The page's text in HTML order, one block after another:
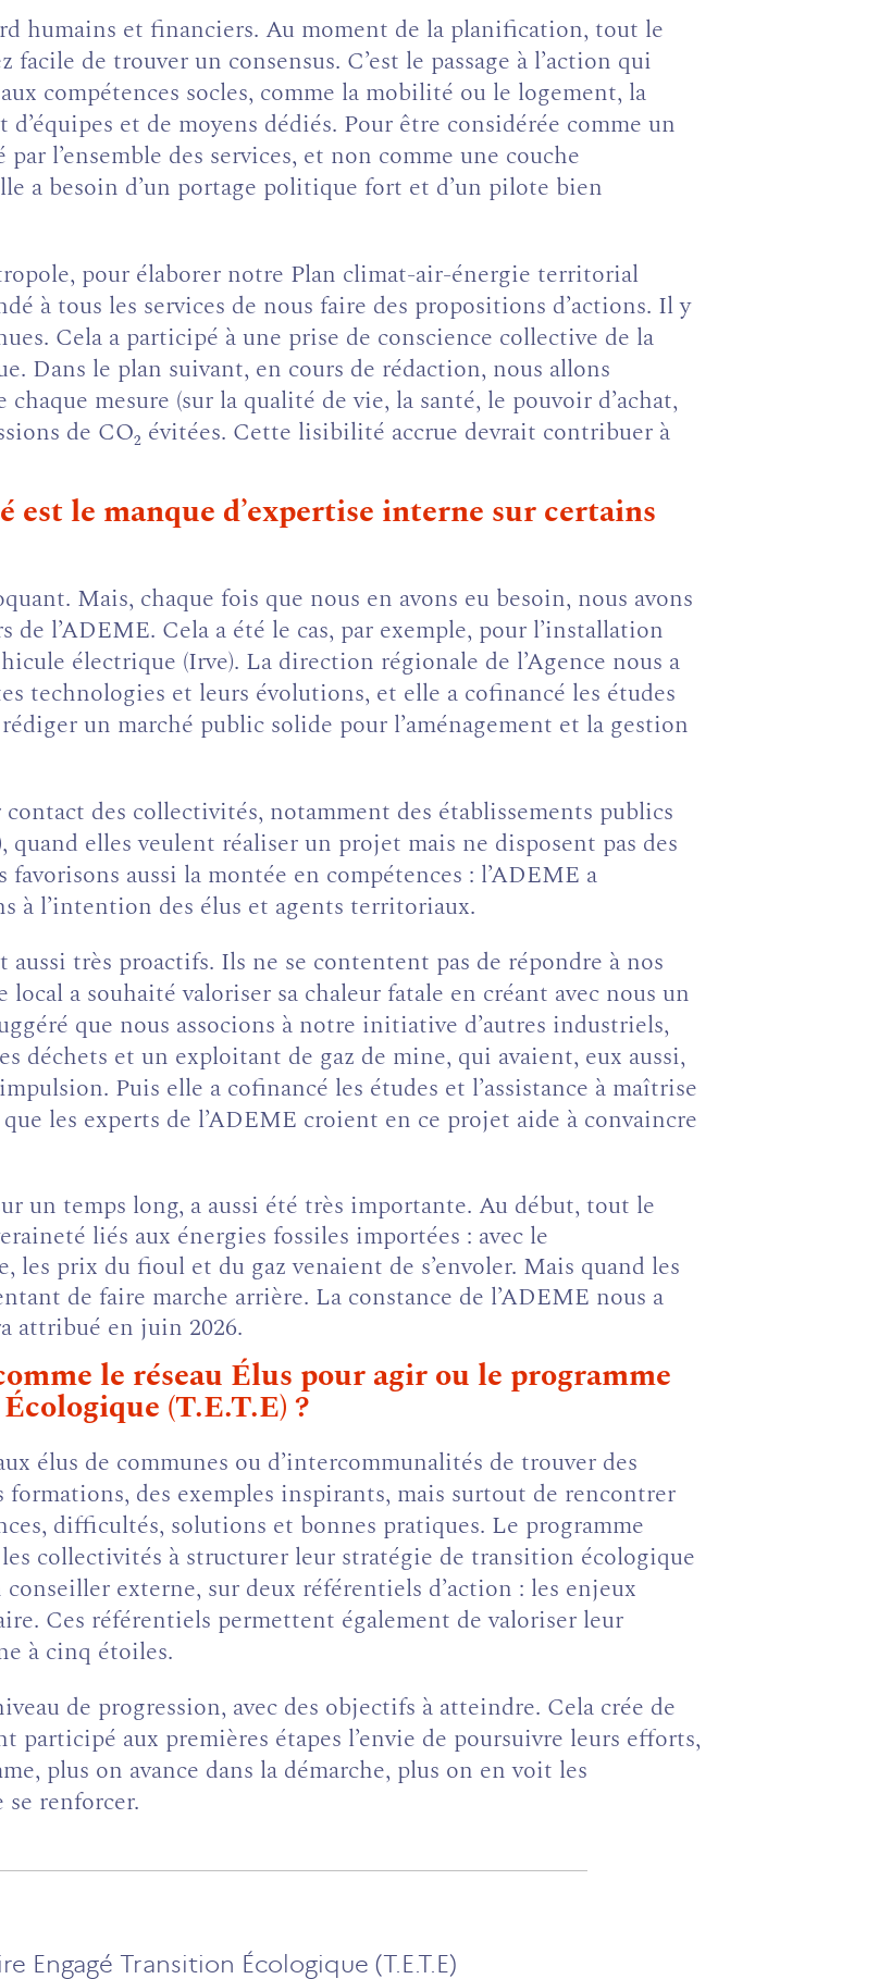
humains et financiers. Au moment de la planification, tout le
de trouver un consensus. C’est le passage à l’action qui
compétences socles, comme la mobilité ou le logement, la
et de moyens dédiés. Pour être considérée comme un
l’ensemble des services, et non comme une couche
a besoin d’un portage politique fort et d’un pilote bien
pour élaborer notre Plan climat-air-énergie territorial
à tous les services de nous faire des propositions d’actions. Il y
Cela a participé à une prise de conscience collective de la
Dans le plan suivant, en cours de rédaction, nous allons
mesure (sur la qualité de vie, la santé, le pouvoir d’achat,
de CO₂ évitées. Cette lisibilité accrue devrait contribuer à
est le manque d’expertise interne sur certains
Mais, chaque fois que nous en avons eu besoin, nous avons
de l’ADEME. Cela a été le cas, par exemple, pour l’installation
électrique (Irve). La direction régionale de l’Agence nous a
technologies et leurs évolutions, et elle a cofinancé les études
un marché public solide pour l’aménagement et la gestion
des collectivités, notamment des établissements publics
elles veulent réaliser un projet mais ne disposent pas des
aussi la montée en compétences : l’ADEME a
à l’intention des élus et agents territoriaux.
très proactifs. Ils ne se contentent pas de répondre à nos
a souhaité valoriser sa chaleur fatale en créant avec nous un
que nous associons à notre initiative d’autres industriels,
déchets et un exploitant de gaz de mine, qui avaient, eux aussi,
Puis elle a cofinancé les études et l’assistance à maîtrise
les experts de l’ADEME croient en ce projet aide à convaincre
un temps long, a aussi été très importante. Au début, tout le
liés aux énergies fossiles importées : avec le
les prix du fioul et du gaz venaient de s’envoler. Mais quand les
de faire marche arrière. La constance de l’ADEME nous a
attribué en juin 2026.
le réseau Élus pour agir ou le programme
(T.E.T.E) ?
élus de communes ou d’intercommunalités de trouver des
formations, des exemples inspirants, mais surtout de rencontrer
difficultés, solutions et bonnes pratiques. Le programme
collectivités à structurer leur stratégie de transition écologique
conseiller externe, sur deux référentiels d’action : les enjeux
Ces référentiels permettent également de valoriser leur
à cinq étoiles.
de progression, avec des objectifs à atteindre. Cela crée de
participé aux premières étapes l’envie de poursuivre leurs efforts,
plus on avance dans la démarche, plus on en voit les
renforcer.
Engagé Transition Écologique (T.E.T.E)